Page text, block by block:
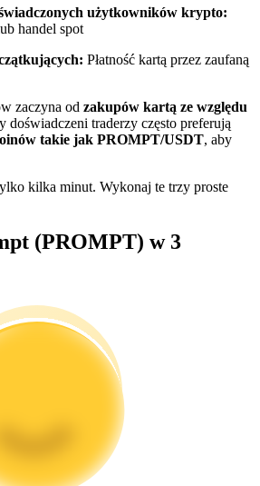
zysków i prowizjami z kopiowania
w tym informacje handlowe itp.
dotyczący kontraktów futures
użytkowników krypto:
handel spot
Płatność kartą przez zaufaną
zaczyna od zakupów kartą ze względu
doświadczeni traderzy często preferują
takie jak PROMPT/USDT, aby
kilka minut. Wykonaj te trzy proste
(PROMPT) w 3